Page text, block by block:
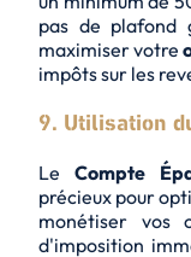
pas de plafond
maximiser votre
impôts sur les
9. Utilisation
Le Compte
précieux pour
monétiser vos
d'imposition